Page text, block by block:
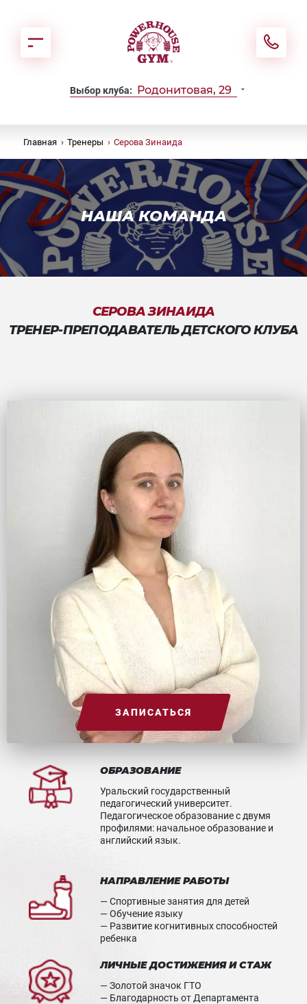
Выбор клуба: Родонитовая, 29
Главная › Тренеры › Серова Зинаида
НАША КОМАНДА
СЕРОВА ЗИНАИДА
ТРЕНЕР-ПРЕПОДАВАТЕЛЬ ДЕТСКОГО КЛУБА
ЗАПИСАТЬСЯ
ОБРАЗОВАНИЕ
Уральский государственный
педагогический университет.
Педагогическое образование с двумя
профилями: начальное образование и
английский язык.
НАПРАВЛЕНИЕ РАБОТЫ
— Спортивные занятия для детей
— Обучение языку
— Развитие когнитивных способностей
ребенка
ЛИЧНЫЕ ДОСТИЖЕНИЯ И СТАЖ
— Золотой значок ГТО
— Благодарность от Департамента